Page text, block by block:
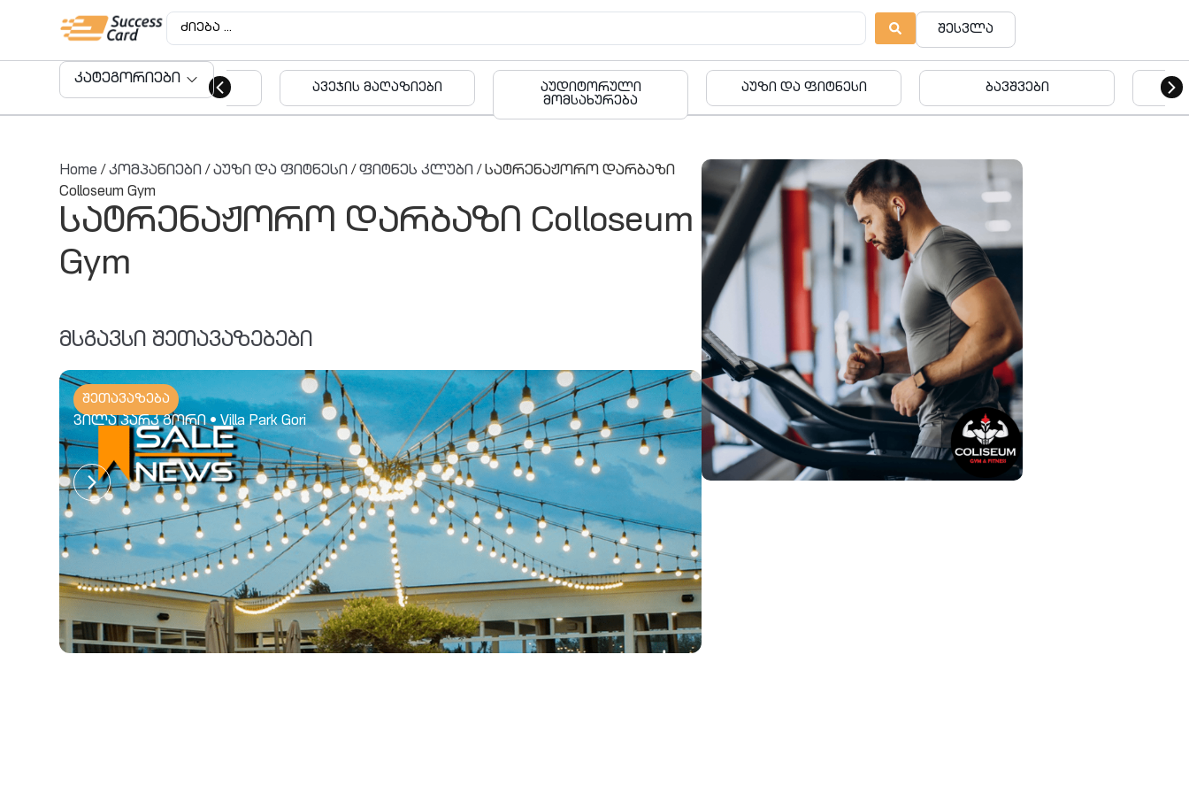
შესვლა
კატეგორიები
ავეჯის მაღაზიები
აუდიტორული
აუზი და ფიტნესი ბავშვები ბავშვები
Home /კომპანიები /აუზი და ფიტნესი /ფიტნეს კლუბი / სატრენაჟორო დარბაზი
Colloseum Gym
სატრენაჟორო დარბაზი Colloseum
Gym
მსგავსი შეთავაზებები
შეთავაზება
ვილა პარკ გორი • Villa Park Gori
შეთავაზება
კიკო ჯგუფი • KIKO group